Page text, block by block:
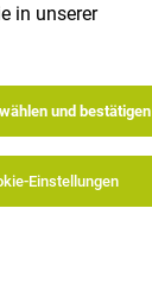
in unserer
und bestätigen
Einstellungen